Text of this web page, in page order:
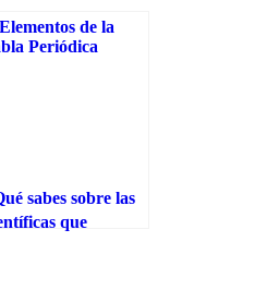
sabes sobre las
que